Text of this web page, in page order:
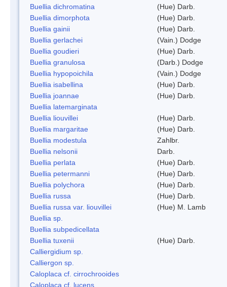
Buellia dichromatina
(Hue) Darb.
Buellia dimorphota
(Hue) Darb.
Buellia gainii
(Hue) Darb.
Buellia gerlachei
(Vain.) Dodge
Buellia goudieri
(Hue) Darb.
Buellia granulosa
(Darb.) Dodge
Buellia hypopoichila
(Vain.) Dodge
Buellia isabellina
(Hue) Darb.
Buellia joannae
(Hue) Darb.
Buellia latemarginata
Buellia liouvillei
(Hue) Darb.
Buellia margaritae
(Hue) Darb.
Buellia modestula
Zahlbr.
Buellia nelsonii
Darb.
Buellia perlata
(Hue) Darb.
Buellia petermanni
(Hue) Darb.
Buellia polychora
(Hue) Darb.
Buellia russa
(Hue) Darb.
Buellia russa var. liouvillei
(Hue) M. Lamb
Buellia sp.
Buellia subpedicellata
Buellia tuxenii
(Hue) Darb.
Calliergidium sp.
Calliergon sp.
Caloplaca cf. cirrochrooides
Caloplaca cf. lucens